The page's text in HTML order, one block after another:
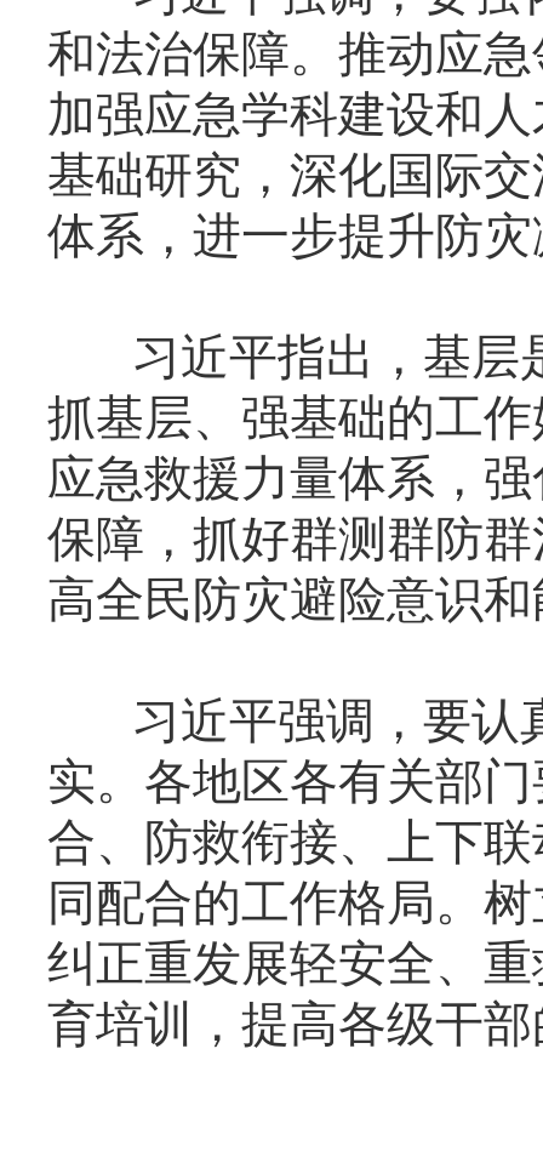
和法治保障。推动应
加强应急学科建设和
基础研究，深化国际
体系，进一步提升防
习近平指出，基层
抓基层、强基础的工
应急救援力量体系，
保障，抓好群测群防
高全民防灾避险意识
习近平强调，要认
实。各地区各有关部
合、防救衔接、上下
同配合的工作格局。
纠正重发展轻安全、
育培训，提高各级干